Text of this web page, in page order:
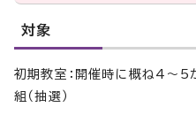
対象
初期教室：開催時に概ね4～
組（抽選）